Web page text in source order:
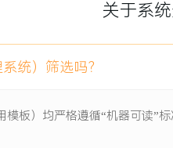
扫描结果定制防护规则；对服务
与错误日志的实时监控规则，设
关于系
统）筛选吗？
板）均严格遵循“机器可读